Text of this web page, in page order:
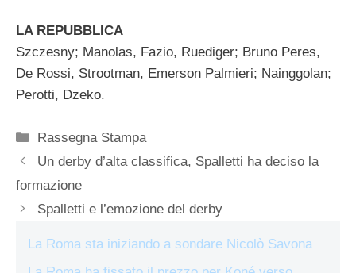
LA REPUBBLICA
Szczesny; Manolas, Fazio, Ruediger; Bruno Peres,
De Rossi, Strootman, Emerson Palmieri; Nainggolan;
Perotti, Dzeko.
Categorie
Rassegna Stampa
Un derby d’alta classifica, Spalletti ha deciso la
formazione
Spalletti e l’emozione del derby
La Roma sta iniziando a sondare Nicolò Savona